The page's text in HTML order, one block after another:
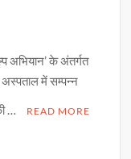
अभियान’ के अंतर्गत
में सम्पन्न
…
READ MORE